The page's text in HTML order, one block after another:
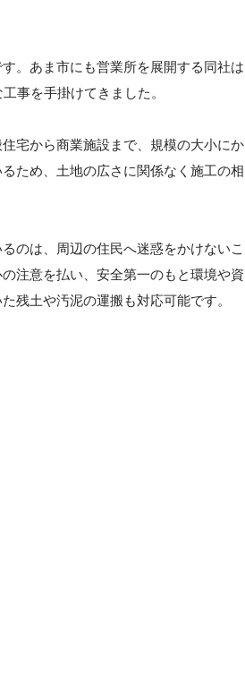
。あま市にも営業所を展開する同社は
事を手掛けてきました。
宅から商業施設まで、規模の大小にか
ため、土地の広さに関係なく施工の相
のは、周辺の住民へ迷惑をかけないこ
注意を払い、安全第一のもと環境や資
残土や汚泥の運搬も対応可能です。